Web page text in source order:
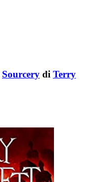
Sourcery di Terry